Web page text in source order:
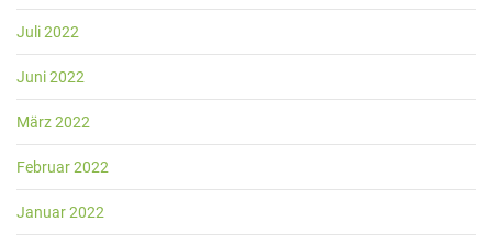
Juli 2022
Juni 2022
März 2022
Februar 2022
Januar 2022